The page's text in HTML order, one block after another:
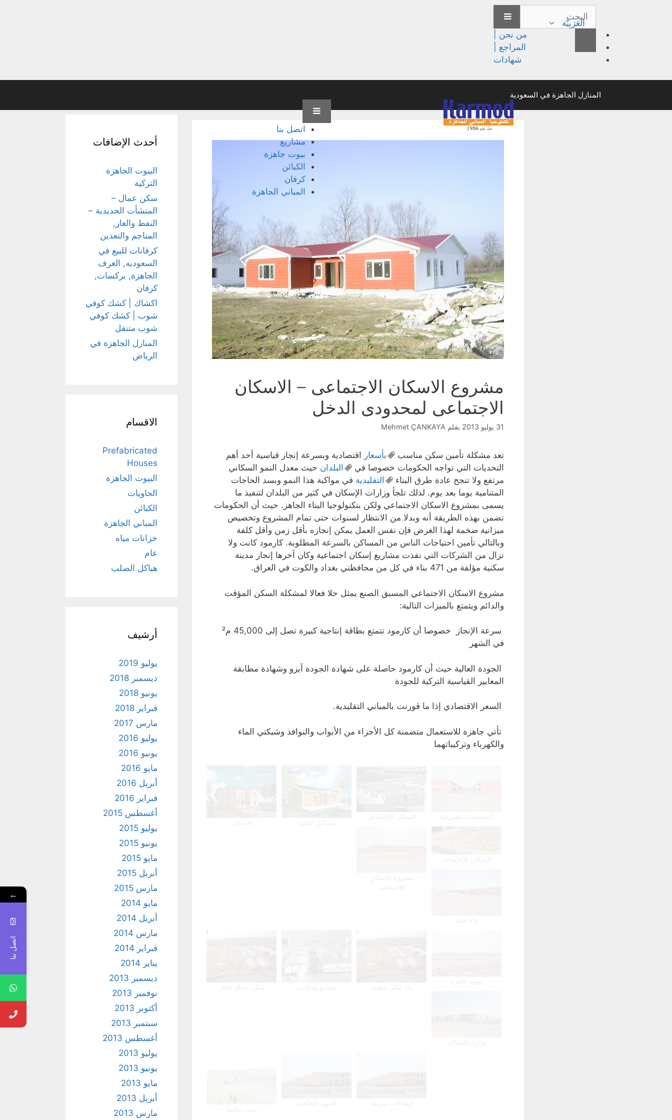
من نحن |
المراجع |
شهادات
العَرَبِيَّة
اتصل بنا
مشاريع
بيوت جاهزة
الكبائن
كرفان
المباني الجاهزة
المنازل الجاهزة في السعودية
مشروع الاسكان الاجتماعى – الاسكان
الاجتماعى لمحدودى الدخل
31 يوليو 2013 بقلم Mehmet ÇANKAYA
تعد مشكلة تأمين سكن مناسب بأسعار
اقتصادية وبسرعة إنجاز قياسية أحد أهم
التحديات التي تواجه الحكومات خصوصا في
البلدان حيث معدل النمو السكاني
مرتفع ولا تنجح عادة طرق البناء
التقليدية في مواكبة هذا النمو وبسد الحاجات
المتنامية يوما بعد يوم. لذلك تلجأ وزارات الإسكان في كثير من البلدان لتنفيذ ما
يسمى بمشروع الاسكان الاجتماعي ولكن بتكنولوجيا البناء الجاهز. حيث أن الحكومات
تضمن بهذه الطريقة أنه وبدلا من الانتظار لسنوات حتى تمام المشروع وتخصيص
ميزانية ضخمة لهذا الغرض فإن نفس العمل يمكن إنجازه بأقل زمن وأقل كلفة
وبالتالي تأمين احتياجات الناس من المساكن بالسرعة المطلوبة. كارمود كانت ولا
تزال من الشركات التي نفذت مشاريع إسكان اجتماعية وكان آخرها إنجاز مدينة
سكنية مؤلفة من 471 بناء في كل من محافظتي بغداد والكوت في العراق.
مشروع الاسكان الاجتماعي المسبق الصنع يمثل حلا فعالا لمشكلة السكن المؤقت
والدائم ويتمتع بالميزات التالية:
سرعة الإنجاز خصوصا أن كارمود تتمتع بطاقة إنتاجية كبيرة تصل إلى 45,000 م²
في الشهر
الجودة العالية حيث أن كارمود حاصلة على شهادة الجودة آيزو وشهادة مطابقة
المعايير القياسية التركية للجودة
السعر الاقتصادي إذا ما قورنت بالمباني التقليدية.
تأتي جاهزة للاستعمال متضمنة كل الأجزاء من الأبواب والنوافذ وشبكتي الماء
والكهرباء وتركيباتهما
أحدث الإضافات
البيوت الجاهزة
التركية
سكن عمال –
المنشأت الحديدية –
النفط والغاز,
المناجم والتعدين
كرفانات للبيع في
السعوديه, الغرف
الجاهزة, بركسات,
كرفان
اكشاك | كشك كوفي
شوب | كشك كوفي
شوب متنقل
المنازل الجاهزة في
الرياض
الاقسام
Prefabricated
Houses
البيوت الجاهزة
الحاويات
الكبائن
المباني الجاهزة
خزانات مياه
عام
هياكل الصلب
أرشيف
يوليو 2019
ديسمبر 2018
يونيو 2018
فبراير 2018
مارس 2017
يوليو 2016
يونيو 2016
مايو 2016
أبريل 2016
فبراير 2016
أغسطس 2015
يوليو 2015
يونيو 2015
مايو 2015
أبريل 2015
مارس 2015
مايو 2014
أبريل 2014
مارس 2014
فبراير 2014
يناير 2014
ديسمبر 2013
نوفمبر 2013
أكتوبر 2013
سبتمبر 2013
أغسطس 2013
يوليو 2013
يونيو 2013
مايو 2013
أبريل 2013
مارس 2013
←
اتصل بنا